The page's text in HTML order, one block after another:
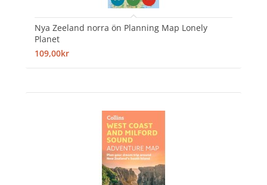
Nya Zeeland norra ön Planning Map Lonely
Planet
109,00kr